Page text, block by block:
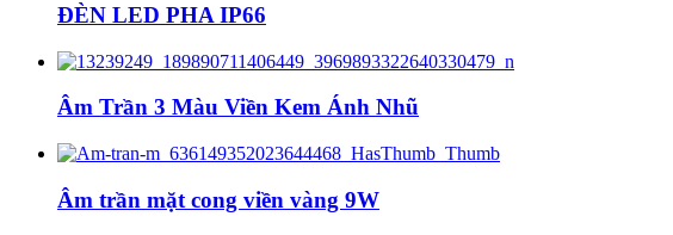
ĐÈN LED PHA IP66
Âm Trần 3 Màu Viền Kem Ánh Nhũ
Âm trần mặt cong viền vàng 9W